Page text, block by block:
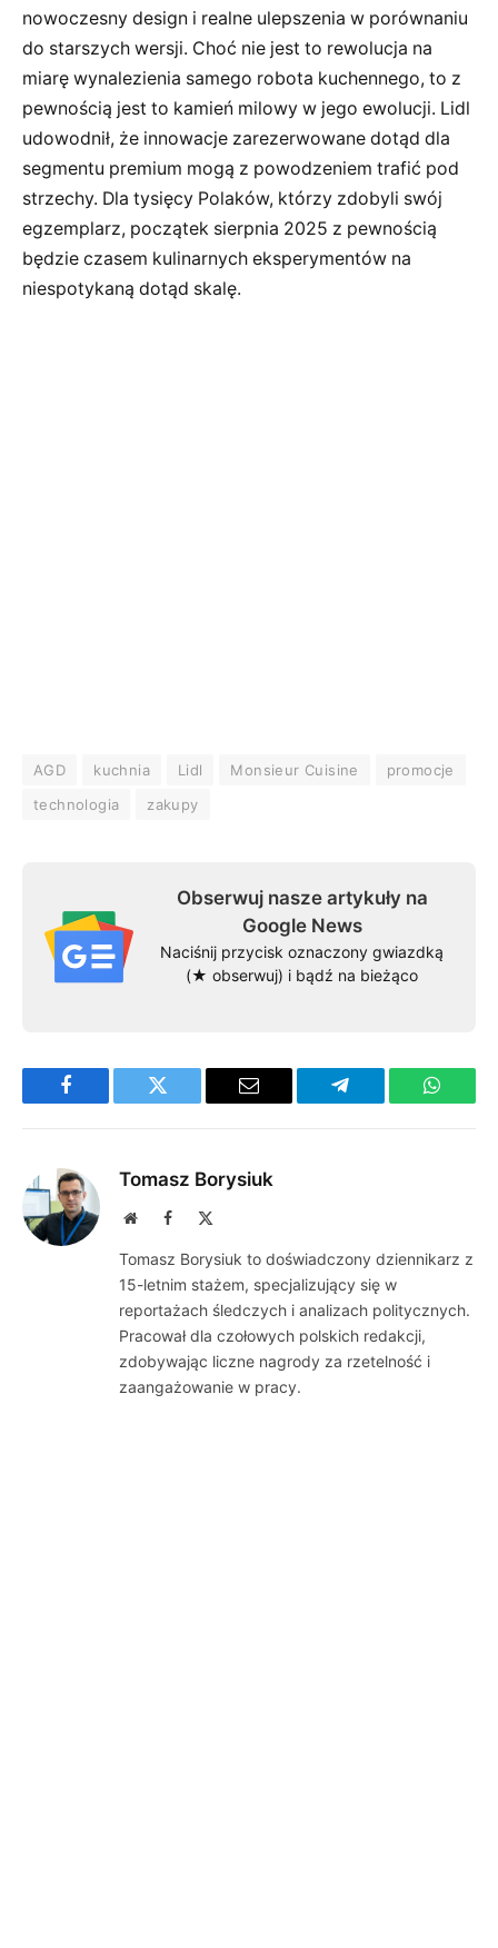
nowoczesny design i realne ulepszenia w porównaniu
do starszych wersji. Choć nie jest to rewolucja na
miarę wynalezienia samego robota kuchennego, to z
pewnością jest to kamień milowy w jego ewolucji. Lidl
udowodnił, że innowacje zarezerwowane dotąd dla
segmentu premium mogą z powodzeniem trafić pod
strzechy. Dla tysięcy Polaków, którzy zdobyli swój
egzemplarz, początek sierpnia 2025 z pewnością
będzie czasem kulinarnych eksperymentów na
niespotykaną dotąd skalę.
AGD kuchnia Lidl Monsieur Cuisine
promocje
technologia
zakupy
Obserwuj nasze artykuły na
Google News
Naciśnij przycisk oznaczony gwiazdką
(★ obserwuj) i bądź na bieżąco
Facebook Twitter Email Telegram
Tomasz Borysiuk
WebsiteFacebook
Tomasz Borysiuk to doświadczony dziennikarz z
15-letnim stażem, specjalizujący się w
reportażach śledczych i analizach politycznych.
Pracował dla czołowych polskich redakcji,
zdobywając liczne nagrody za rzetelność i
zaangażowanie w pracy.